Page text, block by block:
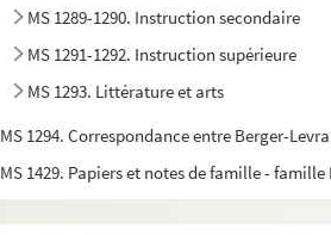
MS 1289-1290. Instruction secondaire
MS 1291-1292. Instruction supérieure
MS 1293. Littérature et arts
MS 1294. Correspondance entre Berger-
MS 1429. Papiers et notes de famille - famille